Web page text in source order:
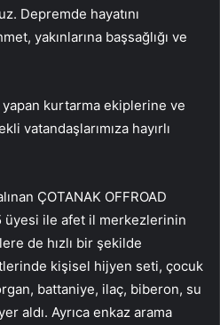
Depremde hayatını
yakınlarına başsağlığı ve
kurtarma ekiplerine ve
vatandaşlarımıza hayırlı
ÇOTANAK OFFROAD
üyesi ile afet il merkezlerinin
de hızlı bir şekilde
kişisel hijyen seti, çocuk
battaniye, ilaç, biberon, su
aldı. Ayrıca enkaz arama